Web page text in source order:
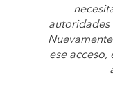
autoridades
ese acceso,